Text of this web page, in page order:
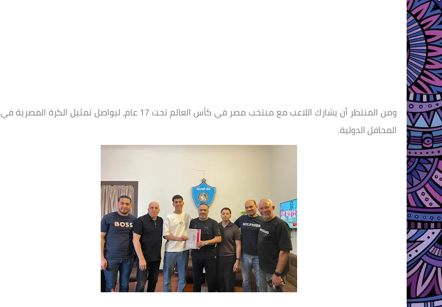
ومن المنتظر أن يشارك اللاعب مع منتخب مصر في كأس العالم تحت 17 عام، ليواصل تمثيل الكرة المصرية في
المحافل الدولية.